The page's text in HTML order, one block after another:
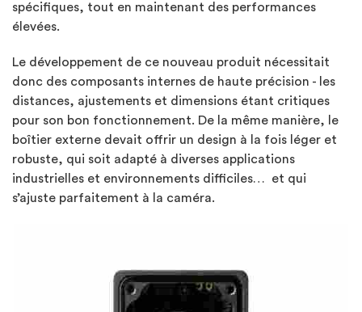
spécifiques, tout en maintenant des performances
élevées.
Le développement de ce nouveau produit nécessitait
donc des composants internes de haute précision - les
distances, ajustements et dimensions étant critiques
pour son bon fonctionnement. De la même manière, le
boîtier externe devait offrir un design à la fois léger et
robuste, qui soit adapté à diverses applications
industrielles et environnements difficiles… et qui
s’ajuste parfaitement à la caméra.